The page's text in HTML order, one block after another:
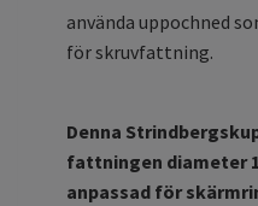
använda uppochned
för skruvfattning.
Denna
fattningen diameter
anpassad för